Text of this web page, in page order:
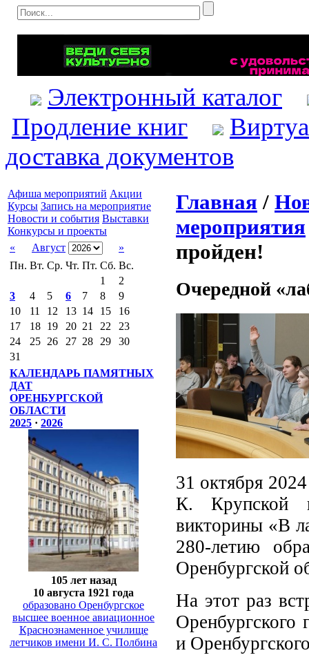
Электронный каталог
Продление книг
доставка документов
Афиша мероприятий Акции
Курсы Запись на мероприятие
Новости и события Выставки
Конкурсы и проекты
«
Август
»
Пн. Вт. Ср. Чт. Пт. Сб. Вс.
1
2
3
4 5 6 7 8
9
10
11 12 13 14 15
16
17
18 19 20 21 22
23
24
25 26 27 28 29
30
31
КАЛЕНДАРЬ ПАМЯТНЫХ
ДАТ
ОРЕНБУРГСКОЙ
ОБЛАСТИ
2025 · 2026
105 лет назад
10 августа 1921 года
образовано Оренбургское
высшее военное авиационное
Краснознаменное училище
летчиков имени И. С. Полбина
Главная /
мероприятия
пройден!
Очередной
31 октября
К. Крупской
викторины «В
280-летию
Оренбургской
На этот раз
Оренбургского
и